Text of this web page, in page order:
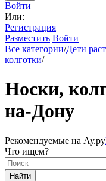
Войти
Или:
Регистрация
Разместить Войти
Все категории/Дети
колготки/
Носки,
на-Дону
Рекомендуемые на Ау.ру
Что ищем?
Найти